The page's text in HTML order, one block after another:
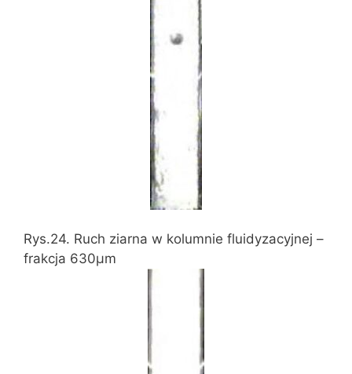
Rys.24. Ruch ziarna w kolumnie fluidyzacyjnej –
frakcja 630μm